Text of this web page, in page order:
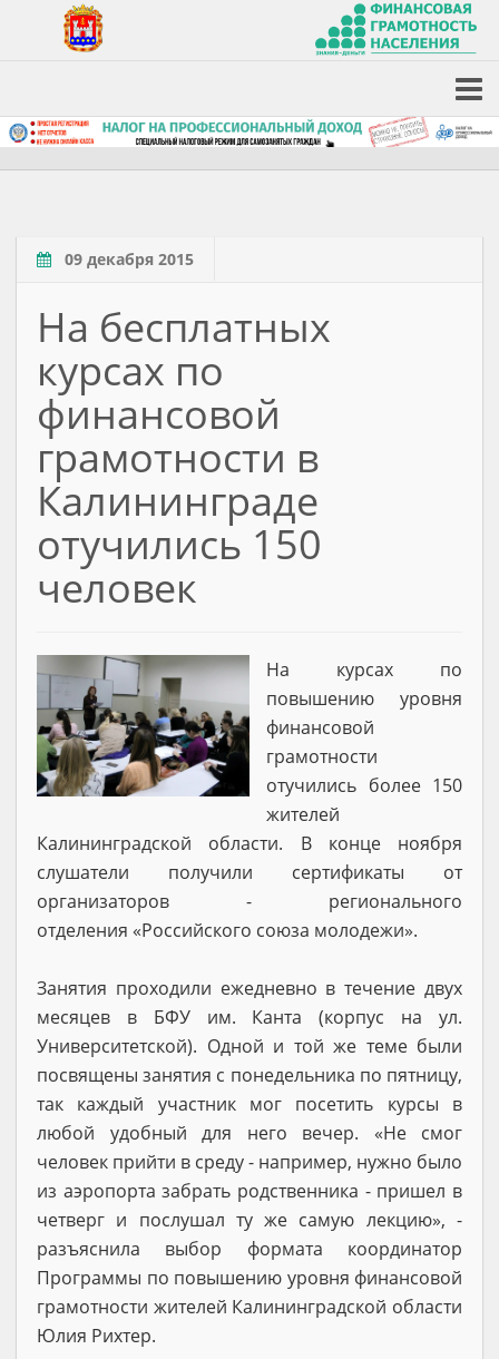
09 декабря 2015
На бесплатных
курсах по
финансовой
грамотности в
Калининграде
отучились 150
человек
На курсах по
повышению уровня
финансовой
грамотности
отучились более 150
жителей
Калининградской области. В конце ноября
слушатели получили сертификаты от
организаторов - регионального
отделения «Российского союза молодежи».
Занятия проходили ежедневно в течение двух
месяцев в БФУ им. Канта (корпус на ул.
Университетской). Одной и той же теме были
посвящены занятия с понедельника по пятницу,
так каждый участник мог посетить курсы в
любой удобный для него вечер. «Не смог
человек прийти в среду - например, нужно было
из аэропорта забрать родственника - пришел в
четверг и послушал ту же самую лекцию», -
разъяснила выбор формата координатор
Программы по повышению уровня финансовой
грамотности жителей Калининградской области
Юлия Рихтер.